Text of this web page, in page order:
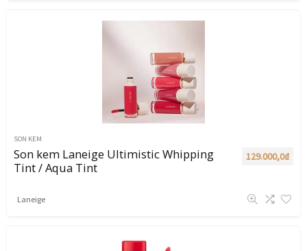
SON KEM
Son kem Laneige Ultimistic Whipping
Tint / Aqua Tint
129.000,0₫
Laneige